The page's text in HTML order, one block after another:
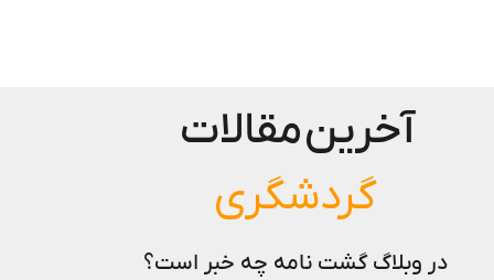
آخرینمقالات
گردشگری
در وبلاگ گشت نامه چه خبر است؟